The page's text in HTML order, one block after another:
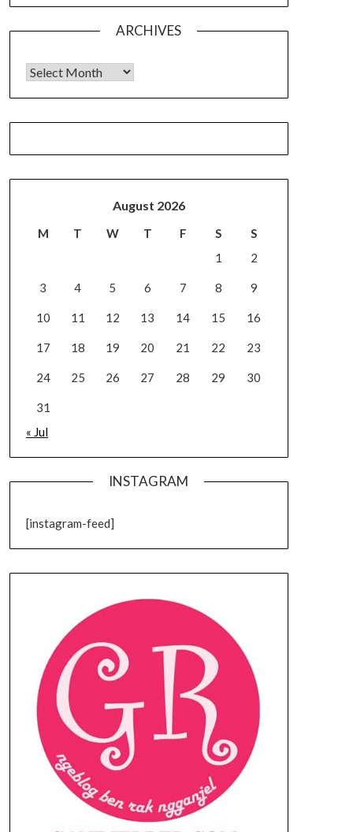
ARCHIVES
Archives
August 2026
M T W T F S
S
1
2
3 4 5 6 7 8 9
10 11 12 13 14 15 16
17 18 19 20 21 22 23
24 25 26 27 28 29 30
31
« Jul
INSTAGRAM
[instagram-feed]